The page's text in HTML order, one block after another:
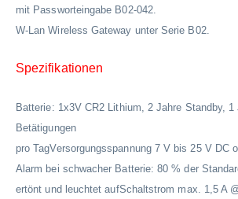
mit Passworteingabe B02-042.
W-Lan Wireless Gateway unter Serie B02.
Spezifikationen
Batterie: 1x3V CR2 Lithium, 2 Jahre Standby, 1
Betätigungen
pro TagVersorgungsspannung 7 V bis 25 V DC
Alarm bei schwacher Batterie: 80 % der
ertönt und leuchtet aufSchaltstrom max. 1,5 A